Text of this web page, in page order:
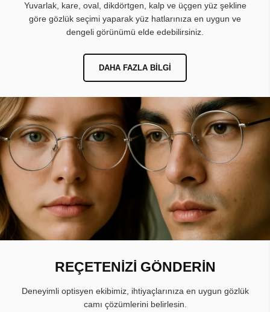
Yuvarlak, kare, oval, dikdörtgen, kalp ve üçgen yüz şekline
göre gözlük seçimi yaparak yüz hatlarınıza en uygun ve
dengeli görünümü elde edebilirsiniz.
DAHA FAZLA BILGI
REÇETENİZİ GÖNDERİN
Deneyimli optisyen ekibimiz, ihtiyaçlarınıza en uygun gözlük
camı çözümlerini belirlesin.